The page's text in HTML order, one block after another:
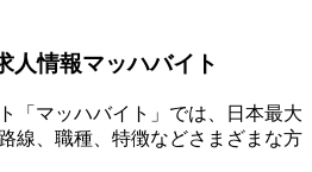
人情報マッハバイト
「マッハバイト」では、日本最大
線、職種、特徴などさまざまな方